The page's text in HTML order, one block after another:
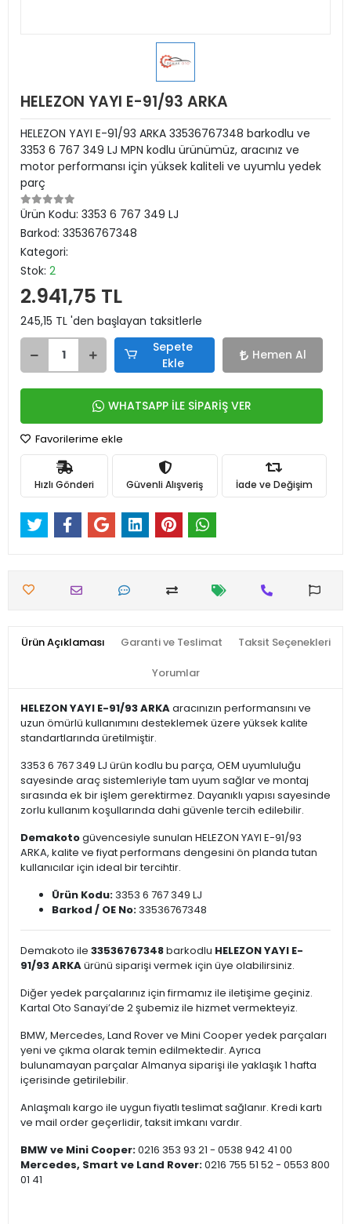
HELEZON YAYI E-91/93 ARKA
HELEZON YAYI E-91/93 ARKA 33536767348 barkodlu ve
3353 6 767 349 LJ MPN kodlu ürünümüz, aracınız ve
motor performansı için yüksek kaliteli ve uyumlu yedek
parç
Ürün Kodu: 3353 6 767 349 LJ
Barkod: 33536767348
Kategori:
Stok: 2
2.941,75 TL
245,15 TL 'den başlayan taksitlerle
Sepete
Ekle
Hemen Al
WHATSAPP İLE SİPARİŞ VER
Favorilerime ekle
Hızlı Gönderi Güvenli Alışveriş İade ve Değişim
Ürün Açıklaması Garanti ve Teslimat Taksit Seçenekleri
Yorumlar
HELEZON YAYI E-91/93 ARKAaracınızın performansını ve
uzun ömürlü kullanımını desteklemek üzere yüksek kalite
standartlarında üretilmiştir.
3353 6 767 349 LJ ürün kodlu bu parça, OEM uyumluluğu
sayesinde araç sistemleriyle tam uyum sağlar ve montaj
sırasında ek bir işlem gerektirmez. Dayanıklı yapısı sayesinde
zorlu kullanım koşullarında dahi güvenle tercih edilebilir.
Demakotogüvencesiyle sunulan HELEZON YAYI E-91/93
ARKA, kalite ve fiyat performans dengesini ön planda tutan
kullanıcılar için ideal bir tercihtir.
Ürün Kodu:3353 6 767 349 LJ
Barkod / OE No:33536767348
Demakoto ile 33536767348barkodlu HELEZON YAYI E-
91/93 ARKAürünü siparişi vermek için üye olabilirsiniz.
Diğer yedek parçalarınız için firmamız ile iletişime geçiniz.
Kartal Oto Sanayi’de 2 şubemiz ile hizmet vermekteyiz.
BMW, Mercedes, Land Rover ve Mini Cooper yedek parçaları
yeni ve çıkma olarak temin edilmektedir. Ayrıca
bulunamayan parçalar Almanya siparişi ile yaklaşık 1 hafta
içerisinde getirilebilir.
Anlaşmalı kargo ile uygun fiyatlı teslimat sağlanır. Kredi kartı
ve mail order geçerlidir, taksit imkanı vardır.
BMW ve Mini Cooper:0216 353 93 21 - 0538 942 41 00
Mercedes, Smart ve Land Rover:0216 755 51 52 - 0553 800
01 41